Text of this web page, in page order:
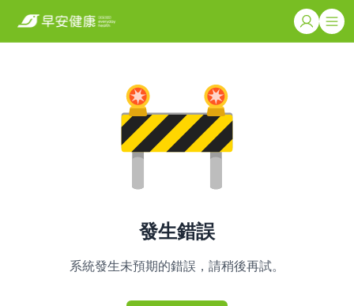
發生錯誤
系統發生未預期的錯誤，請稍後再試。